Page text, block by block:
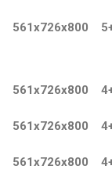
561x726x800
561x726x800
561x726x800
561x726x800